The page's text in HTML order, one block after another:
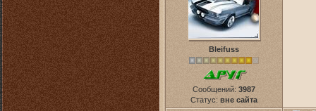
Bleifuss
Сообщений: 3987
Статус: вне сайта